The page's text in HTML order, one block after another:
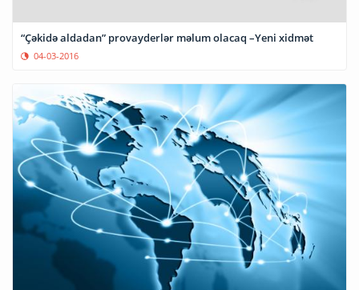
“Çəkidə aldadan” provayderlər məlum olacaq –Yeni xidmət
04-03-2016